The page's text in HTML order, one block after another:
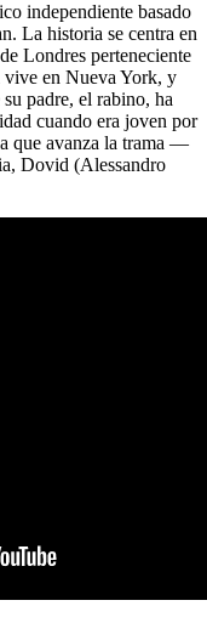
independiente basado
La historia se centra en
Londres perteneciente
vive en Nueva York, y
su padre, el rabino, ha
cuando era joven por
que avanza la trama —
Dovid (Alessandro